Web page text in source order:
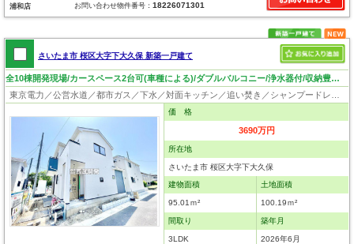
浦和店 お問い合わせ物件番号：18226071301
さいたま市 桜区大字下大久保 新築一戸建て
全10棟開発現場/カースペース2台可(車種による)/ダブルバルコニー/浄水器付/収納豊富/住環境・日当り良好！
価 格
3690万円
所在地
さいたま市 桜区大字下大久保
建物面積
95.01ｍ²
土地面積
100.19ｍ²
間取り
3LDK
築年月
2026年6月